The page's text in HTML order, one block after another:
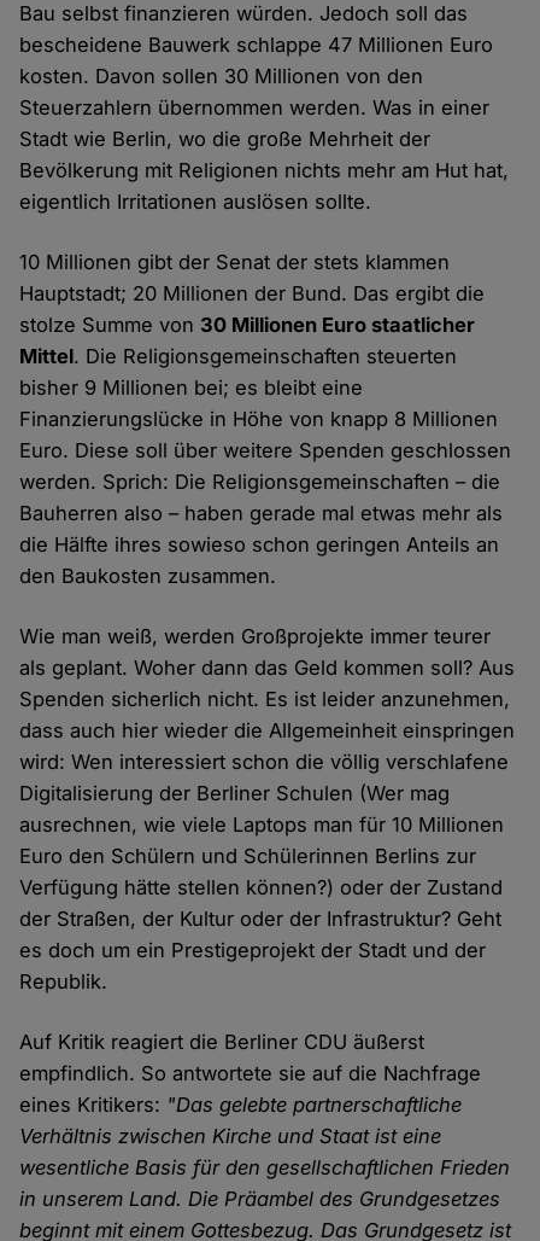
Bau selbst finanzieren würden. Jedoch soll das
bescheidene Bauwerk schlappe 47 Millionen Euro
kosten. Davon sollen 30 Millionen von den
Steuerzahlern übernommen werden. Was in einer
Stadt wie Berlin, wo die große Mehrheit der
Bevölkerung mit Religionen nichts mehr am Hut hat,
eigentlich Irritationen auslösen sollte.
10 Millionen gibt der Senat der stets klammen
Hauptstadt; 20 Millionen der Bund. Das ergibt die
stolze Summe von 30 Millionen Euro staatlicher
Mittel. Die Religionsgemeinschaften steuerten
bisher 9 Millionen bei; es bleibt eine
Finanzierungslücke in Höhe von knapp 8 Millionen
Euro. Diese soll über weitere Spenden geschlossen
werden. Sprich: Die Religionsgemeinschaften – die
Bauherren also – haben gerade mal etwas mehr als
die Hälfte ihres sowieso schon geringen Anteils an
den Baukosten zusammen.
Wie man weiß, werden Großprojekte immer teurer
als geplant. Woher dann das Geld kommen soll? Aus
Spenden sicherlich nicht. Es ist leider anzunehmen,
dass auch hier wieder die Allgemeinheit einspringen
wird: Wen interessiert schon die völlig verschlafene
Digitalisierung der Berliner Schulen (Wer mag
ausrechnen, wie viele Laptops man für 10 Millionen
Euro den Schülern und Schülerinnen Berlins zur
Verfügung hätte stellen können?) oder der Zustand
der Straßen, der Kultur oder der Infrastruktur? Geht
es doch um ein Prestigeprojekt der Stadt und der
Republik.
Auf Kritik reagiert die Berliner CDU äußerst
empfindlich. So antwortete sie auf die Nachfrage
eines Kritikers: "Das gelebte partnerschaftliche
Verhältnis zwischen Kirche und Staat ist eine
wesentliche Basis für den gesellschaftlichen Frieden
in unserem Land. Die Präambel des Grundgesetzes
beginnt mit einem Gottesbezug. Das Grundgesetz ist